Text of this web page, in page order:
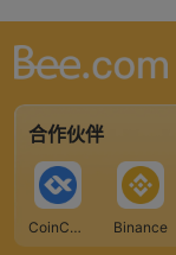
合作伙伴
CoinCarp Binance